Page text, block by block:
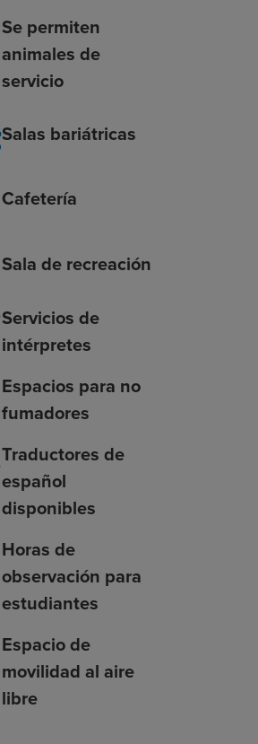
Se permiten
animales de
servicio
Salas bariátricas
Cafetería
Sala de recreación
Servicios de
intérpretes
Espacios para no
fumadores
Traductores de
español
disponibles
Horas de
observación para
estudiantes
Espacio de
movilidad al aire
libre